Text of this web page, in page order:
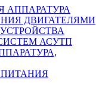
АППАРАТУРА
ДВИГАТЕЛЯМИ
АСУТП